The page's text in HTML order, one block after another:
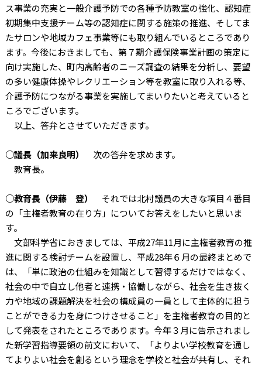
ス事業の充実と一般介護予防での各種予防教室の強化、認知症
初期集中支援チーム等の認知症に関する施策の推進、そしてま
たサロンや地域カフェ事業等にも取り組んでいるところであり
ます。今後におきましても、第７期介護保険事業計画の策定に
向け実施した、町内高齢者のニーズ調査の結果を分析し、要望
の多い健康体操やレクリエーション等を教室に取り入れる等、
介護予防につながる事業を実施してまいりたいと考えていると
ころでございます。
以上、答弁とさせていただきます。
○議長（加来良明）
次の答弁を求めます。
教育長。
○教育長（伊藤 登）
それでは北村議員の大きな項目４番目
の「主権者教育の在り方」についてお答えをしたいと思いま
す。
文部科学省におきましては、平成27年11月に主権者教育の推
進に関する検討チームを設置し、平成28年６月の最終まとめで
は、「単に政治の仕組みを知識として習得するだけではなく、
社会の中で自立し他者と連携・協働しながら、社会を生き抜く
力や地域の課題解決を社会の構成員の一員として主体的に担う
ことができる力を身につけさせること」を主権者教育の目的と
して発表をされたところであります。今年３月に告示されまし
た新学習指導要領の前文において、「よりよい学校教育を通し
てよりよい社会を創るという理念を学校と社会が共有し、それ